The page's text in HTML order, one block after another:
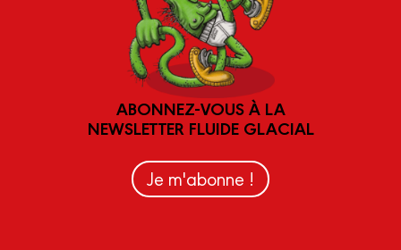
ABONNEZ-VOUS À LA
NEWSLETTER FLUIDE GLACIAL
Je m'abonne !